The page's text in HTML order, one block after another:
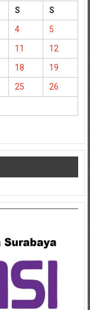
S
S
4
5
11
12
18
19
25
26